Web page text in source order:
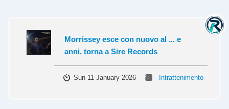
Morrissey esce con nuovo al ... e
anni, torna a Sire Records
Sun 11 January 2026 Intrattenimento